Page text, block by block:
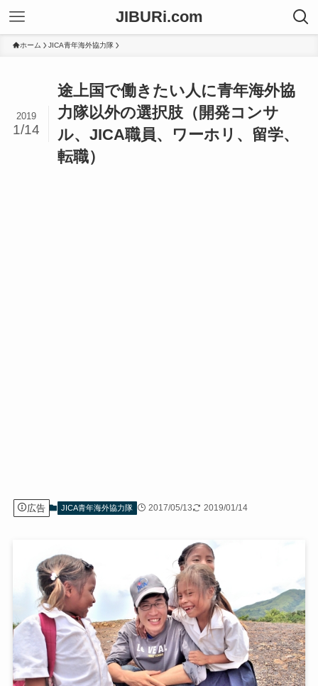
JIBURi.com
ホーム JICA青年海外協力隊
途上国で働きたい人に青年海外協
力隊以外の選択肢（開発コンサ
ル、JICA職員、ワーホリ、留学、
転職）
2019
1/14
広告 JICA青年海外協力隊 2017/05/13 2019/01/14